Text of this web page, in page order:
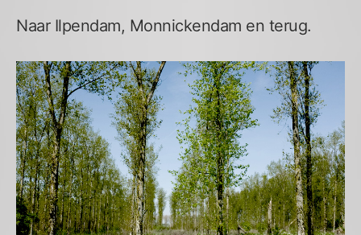
Naar Ilpendam, Monnickendam en terug.